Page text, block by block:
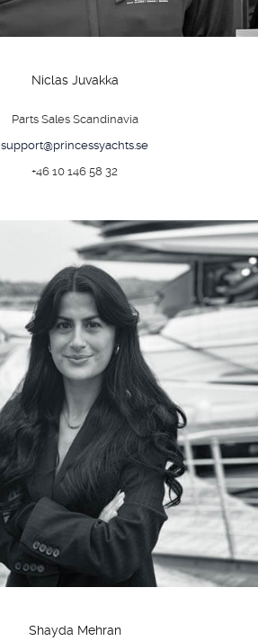
Niclas Juvakka
Parts Sales Scandinavia
support@princessyachts.se
+46 10 146 58 32
Shayda Mehran